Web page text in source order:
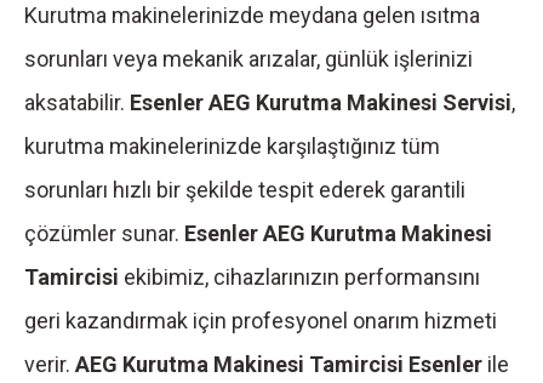
Kurutma makinelerinizde meydana gelen ısıtma
sorunları veya mekanik arızalar, günlük işlerinizi
aksatabilir. Esenler AEG Kurutma Makinesi Servisi,
kurutma makinelerinizde karşılaştığınız tüm
sorunları hızlı bir şekilde tespit ederek garantili
çözümler sunar. Esenler AEG Kurutma Makinesi
Tamircisi ekibimiz, cihazlarınızın performansını
geri kazandırmak için profesyonel onarım hizmeti
verir. AEG Kurutma Makinesi Tamircisi Esenler ile